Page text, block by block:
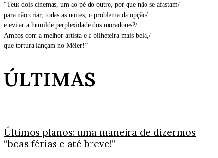
“Teus dois cinemas, um ao pé do outro, por que não se afastam/
para não criar, todas as noites, o problema da opção/
e evitar a humilde perplexidade dos moradores?/
Ambos com a melhor artista e a bilheteira mais bela,/
que tortura lançam no Méier!”
ÚLTIMAS
Últimos planos: uma maneira de dizermos
“boas férias e até breve!”